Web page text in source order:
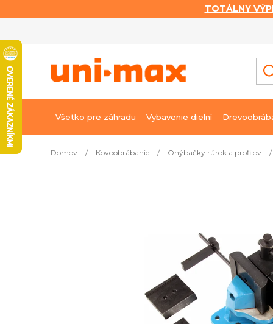
TOTÁLNY
obsah
Všetko pre záhradu Vybavenie dielní
Domov / Kovoobrábanie / Ohýbačky rúrok a profilov /